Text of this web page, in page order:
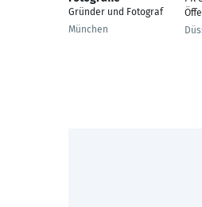
Gründer und Fotograf
München